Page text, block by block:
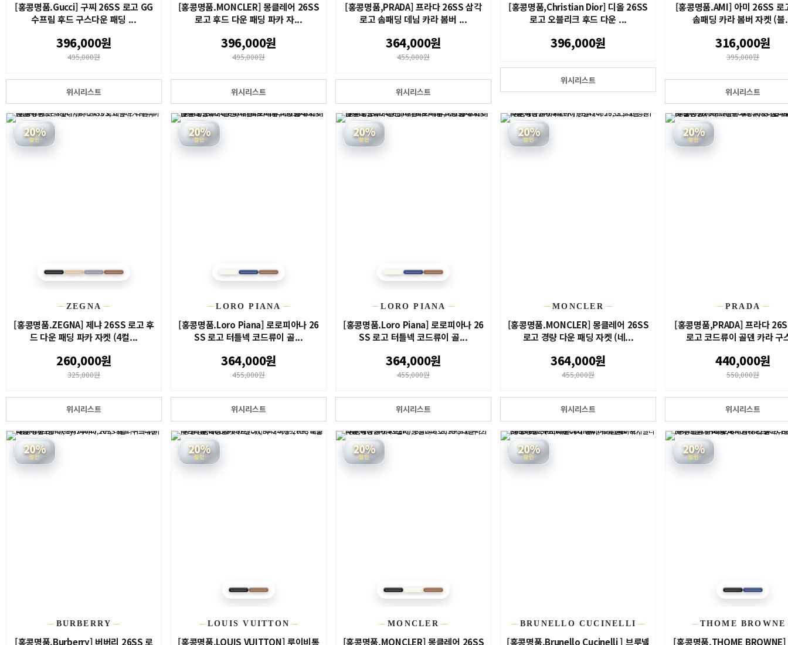
[홍콩명품.Gucci] 구찌 26SS 로고 GG
수프림 후드 구스다운 패딩 ...
396,000원
495,000원
위시리스트
[홍콩명품.MONCLER] 몽클레어 26SS
로고 후드 다운 패딩 파카 자...
396,000원
495,000원
위시리스트
[홍콩명품,PRADA] 프라다 26SS 삼각
로고 솜패딩 데님 카라 봄버 ...
364,000원
455,000원
위시리스트
[홍콩명품,Christian Dior] 디올 26SS
로고 오블리크 후드 다운 ...
396,000원
위시리스트
[홍콩명품.AMI] 아미 26SS 로
솜패딩 카라 봄버 자켓 (
316,000원
395,000원
위시리스트
20%
할인
ZEGNA
[홍콩명품.ZEGNA] 제냐 26SS 로고 후
드 다운 패딩 파카 자켓 (4컬...
260,000원
325,000원
위시리스트
20%
할인
LORO PIANA
[홍콩명품.Loro Piana] 로로피아나 26
SS 로고 터틀넥 코드류이 골...
364,000원
455,000원
위시리스트
20%
할인
LORO PIANA
[홍콩명품.Loro Piana] 로로피아나 26
SS 로고 터틀넥 코드류이 골...
364,000원
455,000원
위시리스트
20%
할인
MONCLER
[홍콩명품.MONCLER] 몽클레어 26SS
로고 경량 다운 패딩 자켓 (네...
364,000원
455,000원
위시리스트
20%
할인
PRADA
[홍콩명품,PRADA] 프라다
로고 코드류이 골덴 카라 구
440,000원
550,000원
위시리스트
20%
할인
BURBERRY
[홍콩명품.Burberry] 버버리 26SS 로
20%
할인
LOUIS VUITTON
[홍콩명품.LOUIS VUITTON] 루이비통
20%
할인
MONCLER
[홍콩명품.MONCLER] 몽클레어 26SS
20%
할인
BRUNELLO CUCINELLI
[홍콩명품.Brunello Cucinelli ] 브루넬
20%
할인
THOME BROWNE
[홍콩명품.THOME BROWNE]